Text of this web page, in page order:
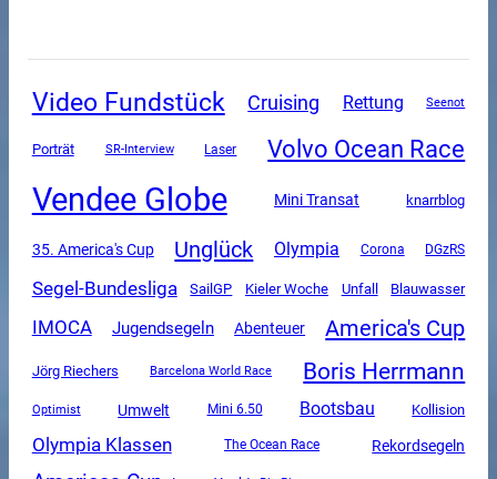
Video Fundstück Cruising Rettung Seenot
Porträt SR-Interview Laser Volvo Ocean Race
Vendee Globe Mini Transat knarrblog
35. America's Cup Unglück Olympia Corona DGzRS
Segel-Bundesliga SailGP Kieler Woche Unfall Blauwasser
IMOCA Jugendsegeln Abenteuer America's Cup
Jörg Riechers Barcelona World Race Boris Herrmann
Optimist Umwelt Mini 6.50 Bootsbau Kollision
Olympia Klassen The Ocean Race Rekordsegeln